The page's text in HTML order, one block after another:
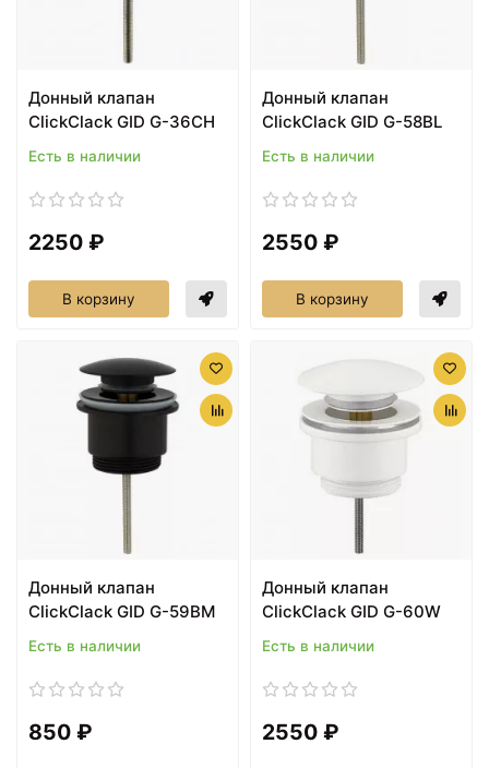
Донный клапан
ClickClack GID G-36CH
Есть в наличии
2250 ₽
В корзину
Донный клапан
ClickClack GID G-58BL
Есть в наличии
2550 ₽
В корзину
Донный клапан
ClickClack GID G-59BM
Есть в наличии
850 ₽
Донный клапан
ClickClack GID G-60W
Есть в наличии
2550 ₽